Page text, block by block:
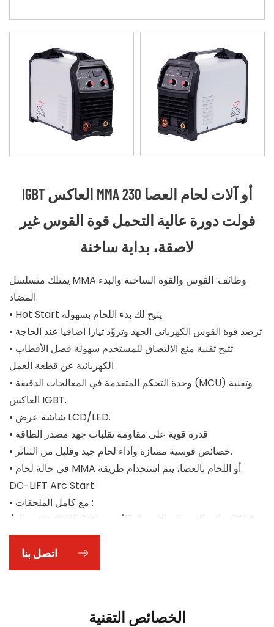
IGBT العاكس MMA أو آلات لحام العصا 230
فولت دورة عالية التحمل قوة القوس غير
لاصقة، بداية ساخنة
يمتلك متسلسل MMA وظائف: القوس والقوة الساخنة والبدء
المضاد.
• Hot Start يتيح لك بدء اللحام بسهولة
• ترصد قوة القوس الكهربائي الجهد وتزوِّد تيارا اضافيا عند الحاجة
• تتيح تقنية منع الالتصاق للمستخدم سهولة فصل الأقطاب
الكهربائية عن قطعة العمل
• وحدة التحكم المتقدمة في المعالجات الدقيقة (MCU) وتقنية
العاكس IGBT.
• شاشة عرض LCD/LED.
• قدرة قوية على مقاومة تقلبات جهد مصدر الطاقة
• خصائص قوسية ممتازة وأداء لحام جيد وقليل من التناثر.
• في حالة لحام MMA أو اللحام بالعصا، يتم استخدام طريقة
DC-LIFT Arc Start.
• مع كامل الملحقات :
حامل القطب الكهربائي، المشبك الأرضي، كابل اللحام، الفرشاة/
اتصل بنا
الخصائص التقنية